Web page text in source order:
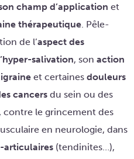
champ d’application et
thérapeutique. Pêle-
de l’aspect des
salivation, son action
et certaines douleurs
cancers du sein ou des
contre le grincement des
en neurologie, dans
articulaires (tendinites…),